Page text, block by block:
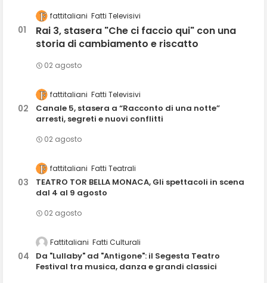
fattitaliani Fatti Televisivi
Rai 3, stasera "Che ci faccio qui" con una
storia di cambiamento e riscatto
02 agosto
fattitaliani Fatti Televisivi
Canale 5, stasera a “Racconto di una notte”
arresti, segreti e nuovi conflitti
02 agosto
fattitaliani Fatti Teatrali
TEATRO TOR BELLA MONACA, Gli spettacoli in scena
dal 4 al 9 agosto
02 agosto
Fattitaliani Fatti Culturali
Da "Lullaby" ad "Antigone": il Segesta Teatro
Festival tra musica, danza e grandi classici